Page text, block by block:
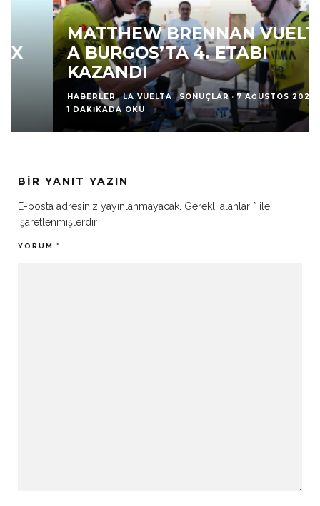
MATTHEW BRENNAN VUELTA
A BURGOS’TA 4. ETABI
KAZANDI
HABERLER LA VUELTA SONUÇLAR · 7 AĞUSTOS 2026 ·
1 DAKIKADA OKU
BIR YANIT YAZIN
E-posta adresiniz yayınlanmayacak. Gerekli alanlar * ile
işaretlenmişlerdir
YORUM *